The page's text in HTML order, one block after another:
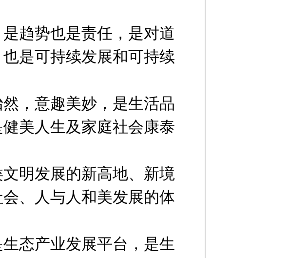
趋势也是责任，是对道
是可持续发展和可持续
，意趣美妙，是生活品
美人生及家庭社会康泰
明发展的新高地、新境
、人与人和美发展的体
态产业发展平台，是生